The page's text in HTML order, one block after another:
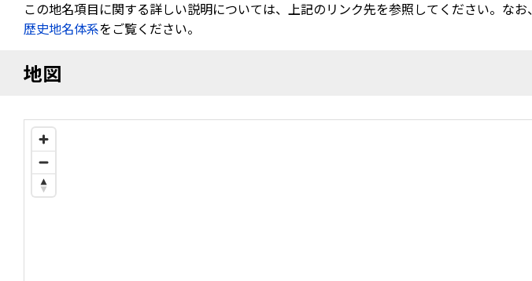
この地名項目に関する詳しい説明については、上記のリンク先を参照してください。な
歴史地名体系をご覧ください。
地図